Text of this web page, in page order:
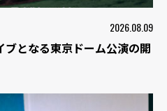
2026.08.09
となる東京ドーム公演の開